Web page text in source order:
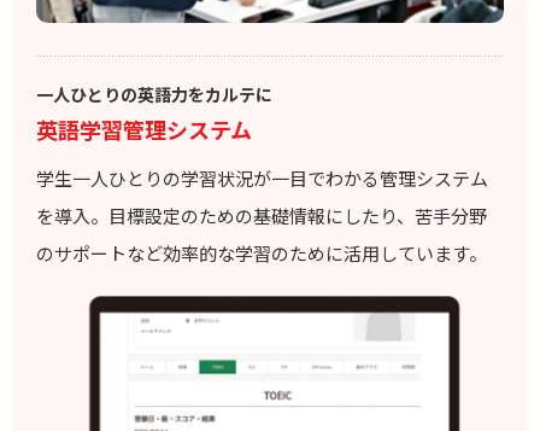
一人ひとりの英語力をカルテに
英語学習管理システム
学生一人ひとりの学習状況が一目でわかる管理システム
を導入。目標設定のための基礎情報にしたり、苦手分野
のサポートなど効率的な学習のために活用しています。